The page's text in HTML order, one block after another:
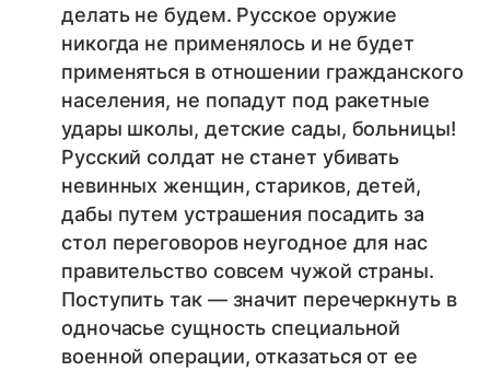
делать не будем. Русское оружие
никогда не применялось и не будет
применяться в отношении гражданского
населения, не попадут под ракетные
удары школы, детские сады, больницы!
Русский солдат не станет убивать
невинных женщин, стариков, детей,
дабы путем устрашения посадить за
стол переговоров неугодное для нас
правительство совсем чужой страны.
Поступить так — значит перечеркнуть в
одночасье сущность специальной
военной операции, отказаться от ее